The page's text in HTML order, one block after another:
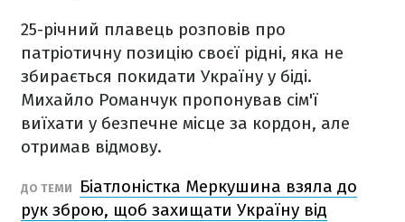
25-річний плавець розповів про
патріотичну позицію своєї рідні, яка не
збирається покидати Україну у біді.
Михайло Романчук пропонував сім'ї
виїхати у безпечне місце за кордон, але
отримав відмову.
ДО ТЕМИ
Біатлоністка Меркушина взяла до
рук зброю, щоб захищати Україну від